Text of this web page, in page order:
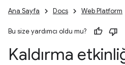
Ana Sayfa Docs Web Platform
Bu size yardımcı oldu mu?
Kaldırma